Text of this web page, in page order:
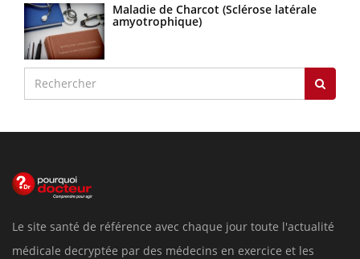
Maladie de Charcot (Sclérose latérale
amyotrophique)
Le site santé de référence avec chaque jour toute l'actualité
médicale decryptée par des médecins en exercice et les